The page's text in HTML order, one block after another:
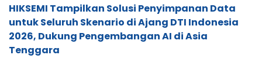
HIKSEMI Tampilkan Solusi Penyimpanan Data
untuk Seluruh Skenario di Ajang DTI Indonesia
2026, Dukung Pengembangan AI di Asia
Tenggara